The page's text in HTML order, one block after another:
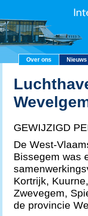
Over ons Nieuws
GEWIJZIGD
De West-
Bissegem was
Kortrijk,
Zwevegem,
de provincie